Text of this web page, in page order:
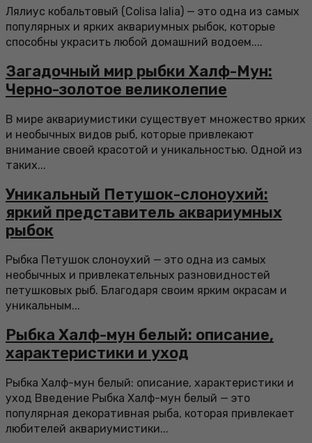
Лялиус кобальтовый (Colisa lalia) — это одна из самых
популярных и ярких аквариумных рыбок, которые
способны украсить любой домашний водоем....
Загадочный мир рыбки Халф-Мун:
Черно-золотое великолепие
В мире аквариумистики существует множество ярких
и необычных видов рыб, которые привлекают
внимание своей красотой и уникальностью. Одной из
таких...
Уникальный Петушок-слоноухий:
яркий представитель аквариумных
рыбок
Рыбка Петушок слоноухий — это одна из самых
необычных и привлекательных разновидностей
петушковых рыб. Благодаря своим ярким окрасам и
уникальным...
Рыбка Халф-мун белый: описание,
характеристики и уход
Рыбка Халф-мун белый: описание, характеристики и
уход Введение Рыбка Халф-мун белый — это
популярная декоративная рыба, которая привлекает
любителей аквариумистики...